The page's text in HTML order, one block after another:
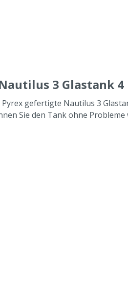
3 Glastank 4
gefertigte Nautilus 3
Sie den Tank ohne Probleme